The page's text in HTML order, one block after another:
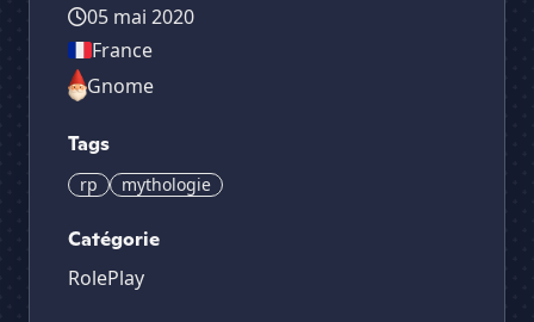
05 mai 2020
France
Gnome
Tags
rp mythologie
Catégorie
RolePlay